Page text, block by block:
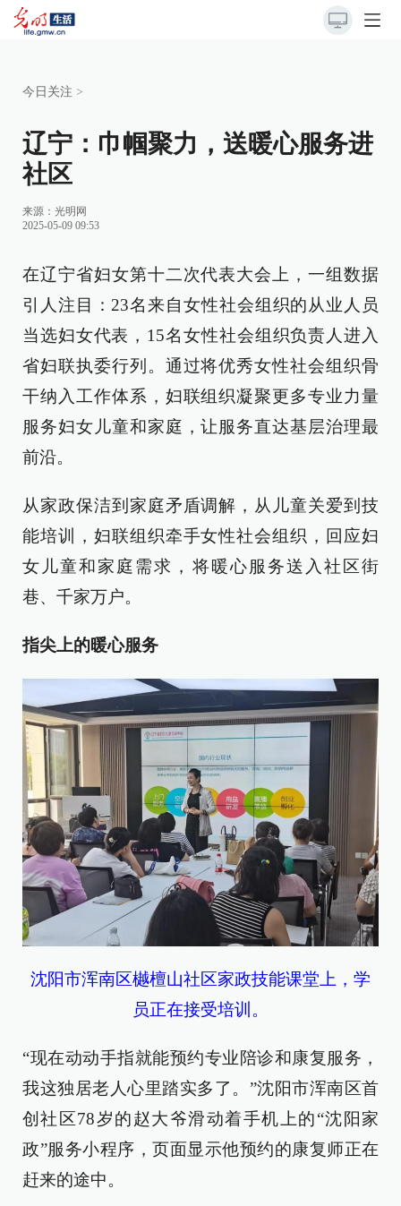
今日关注 >
辽宁：巾帼聚力，送暖心服务进
社区
来源： 光明网
2025-05-09 09:53
在辽宁省妇女第十二次代表大会上，一组数据
引人注目：23名来自女性社会组织的从业人员
当选妇女代表，15名女性社会组织负责人进入
省妇联执委行列。通过将优秀女性社会组织骨
干纳入工作体系，妇联组织凝聚更多专业力量
服务妇女儿童和家庭，让服务直达基层治理最
前沿。
从家政保洁到家庭矛盾调解，从儿童关爱到技
能培训，妇联组织牵手女性社会组织，回应妇
女儿童和家庭需求，将暖心服务送入社区街
巷、千家万户。
指尖上的暖心服务
沈阳市浑南区樾檀山社区家政技能课堂上，学
员正在接受培训。
“现在动动手指就能预约专业陪诊和康复服务，
我这独居老人心里踏实多了。”沈阳市浑南区首
创社区78岁的赵大爷滑动着手机上的“沈阳家
政”服务小程序，页面显示他预约的康复师正在
赶来的途中。